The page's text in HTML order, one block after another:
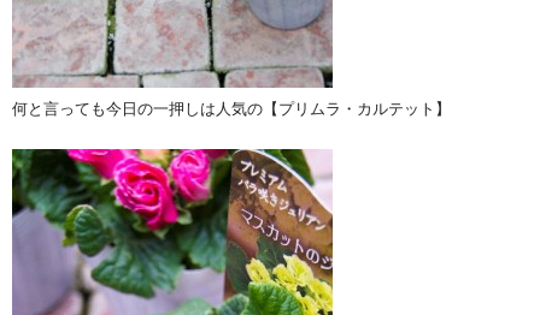
何と言っても今日の一押しは人気の【プリムラ・カルテット】